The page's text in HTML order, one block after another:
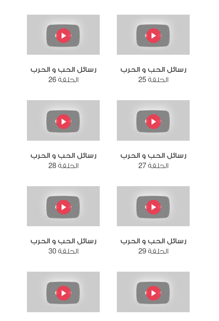
رسائل الحب و الحرب
الحلقة 25
رسائل الحب و الحرب
الحلقة 26
رسائل الحب و الحرب
الحلقة 27
رسائل الحب و الحرب
الحلقة 28
رسائل الحب و الحرب
الحلقة 29
رسائل الحب و الحرب
الحلقة 30